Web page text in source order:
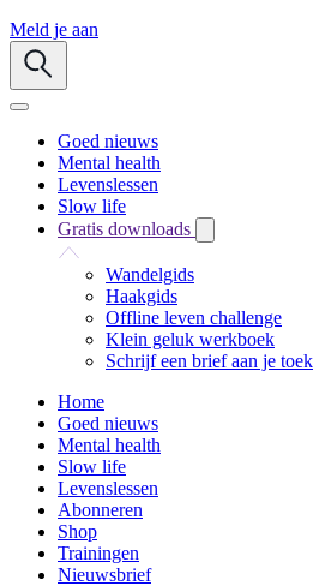
Meld je aan
Goed nieuws
Mental health
Levenslessen
Slow life
Gratis downloads
Wandelgids
Haakgids
Offline leven challenge
Klein geluk werkboek
Schrijf een brief aan je
Home
Goed nieuws
Mental health
Slow life
Levenslessen
Abonneren
Shop
Trainingen
Nieuwsbrief